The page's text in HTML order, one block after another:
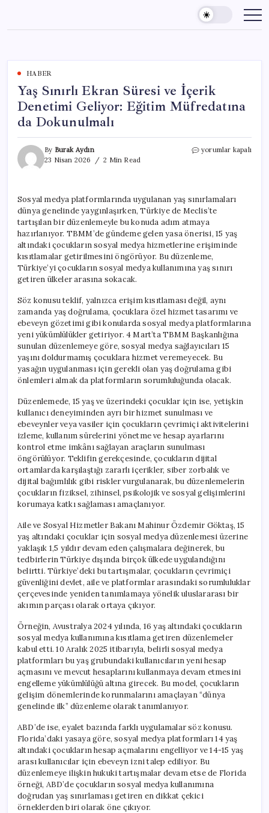
content
HABER
Yaş Sınırlı Ekran Süresi ve İçerik
Denetimi Geliyor: Eğitim Müfredatına
da Dokunulmalı
By Burak Aydın
23 Nisan 2026
2 Min Read
Yaş
İçerik
Denetimi
Geliyor:
Eğitim
Müfredatına
da
Dokunulmalı
için
yorumlar kapalı
Sosyal medya platformlarında uygulanan yaş sınırlamaları
dünya genelinde yaygınlaşırken, Türkiye de Meclis’te
tartışılan bir düzenlemeyle bu konuda adım atmaya
hazırlanıyor. TBMM’de gündeme gelen yasa önerisi, 15 yaş
altındaki çocukların sosyal medya hizmetlerine erişiminde
kısıtlamalar getirilmesini öngörüyor. Bu düzenleme,
Türkiye’yi çocukların sosyal medya kullanımına yaş sınırı
getiren ülkeler arasına sokacak.
Söz konusu teklif, yalnızca erişim kısıtlaması değil, aynı
zamanda yaş doğrulama, çocuklara özel hizmet tasarımı ve
ebeveyn gözetimi gibi konularda sosyal medya platformlarına
yeni yükümlülükler getiriyor. 4 Mart’ta TBMM Başkanlığına
sunulan düzenlemeye göre, sosyal medya sağlayıcıları 15
yaşını doldurmamış çocuklara hizmet veremeyecek. Bu
yasağın uygulanması için gerekli olan yaş doğrulama gibi
önlemleri almak da platformların sorumluluğunda olacak.
Düzenlemede, 15 yaş ve üzerindeki çocuklar için ise, yetişkin
kullanıcı deneyiminden ayrı bir hizmet sunulması ve
ebeveynler veya vasiler için çocukların çevrimiçi aktivitelerini
izleme, kullanım sürelerini yönetme ve hesap ayarlarını
kontrol etme imkânı sağlayan araçların sunulması
öngörülüyor. Teklifin gerekçesinde, çocukların dijital
ortamlarda karşılaştığı zararlı içerikler, siber zorbalık ve
dijital bağımlılık gibi riskler vurgulanarak, bu düzenlemelerin
çocukların fiziksel, zihinsel, psikolojik ve sosyal gelişimlerini
korumaya katkı sağlaması amaçlanıyor.
Aile ve Sosyal Hizmetler Bakanı Mahinur Özdemir Göktaş, 15
yaş altındaki çocuklar için sosyal medya düzenlemesi üzerine
yaklaşık 1,5 yıldır devam eden çalışmalara değinerek, bu
tedbirlerin Türkiye dışında birçok ülkede uygulandığını
belirtti. Türkiye’deki bu tartışmalar, çocukların çevrimiçi
güvenliğini devlet, aile ve platformlar arasındaki sorumluluklar
çerçevesinde yeniden tanımlamaya yönelik uluslararası bir
akımın parçası olarak ortaya çıkıyor.
Örneğin, Avustralya 2024 yılında, 16 yaş altındaki çocukların
sosyal medya kullanımına kısıtlama getiren düzenlemeler
kabul etti. 10 Aralık 2025 itibarıyla, belirli sosyal medya
platformları bu yaş grubundaki kullanıcıların yeni hesap
açmasını ve mevcut hesaplarını kullanmaya devam etmesini
engelleme yükümlülüğü altına girecek. Bu model, çocukların
gelişim dönemlerinde korunmalarını amaçlayan “dünya
genelinde ilk” düzenleme olarak tanımlanıyor.
ABD’de ise, eyalet bazında farklı uygulamalar söz konusu.
Florida’daki yasaya göre, sosyal medya platformları 14 yaş
altındaki çocukların hesap açmalarını engelliyor ve 14-15 yaş
arası kullanıcılar için ebeveyn izni talep ediliyor. Bu
düzenlemeye ilişkin hukuki tartışmalar devam etse de Florida
örneği, ABD’de çocukların sosyal medya kullanımına
doğrudan yaş sınırlaması getiren en dikkat çekici
örneklerden biri olarak öne çıkıyor.